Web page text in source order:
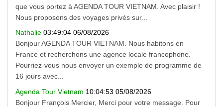
que vous portez à AGENDA TOUR VIETNAM. Avec plaisir !
Nous proposons des voyages privés sur...
Nathalie 03:49:04 06/08/2026
Bonjour AGENDA TOUR VIETNAM. Nous habitons en
France et recherchons une agence locale francophone.
Pourriez-vous nous envoyer un exemple de programme de
16 jours avec...
Agenda Tour Vietnam 10:04:53 05/08/2026
Bonjour François Mercier, Merci pour votre message. Pour